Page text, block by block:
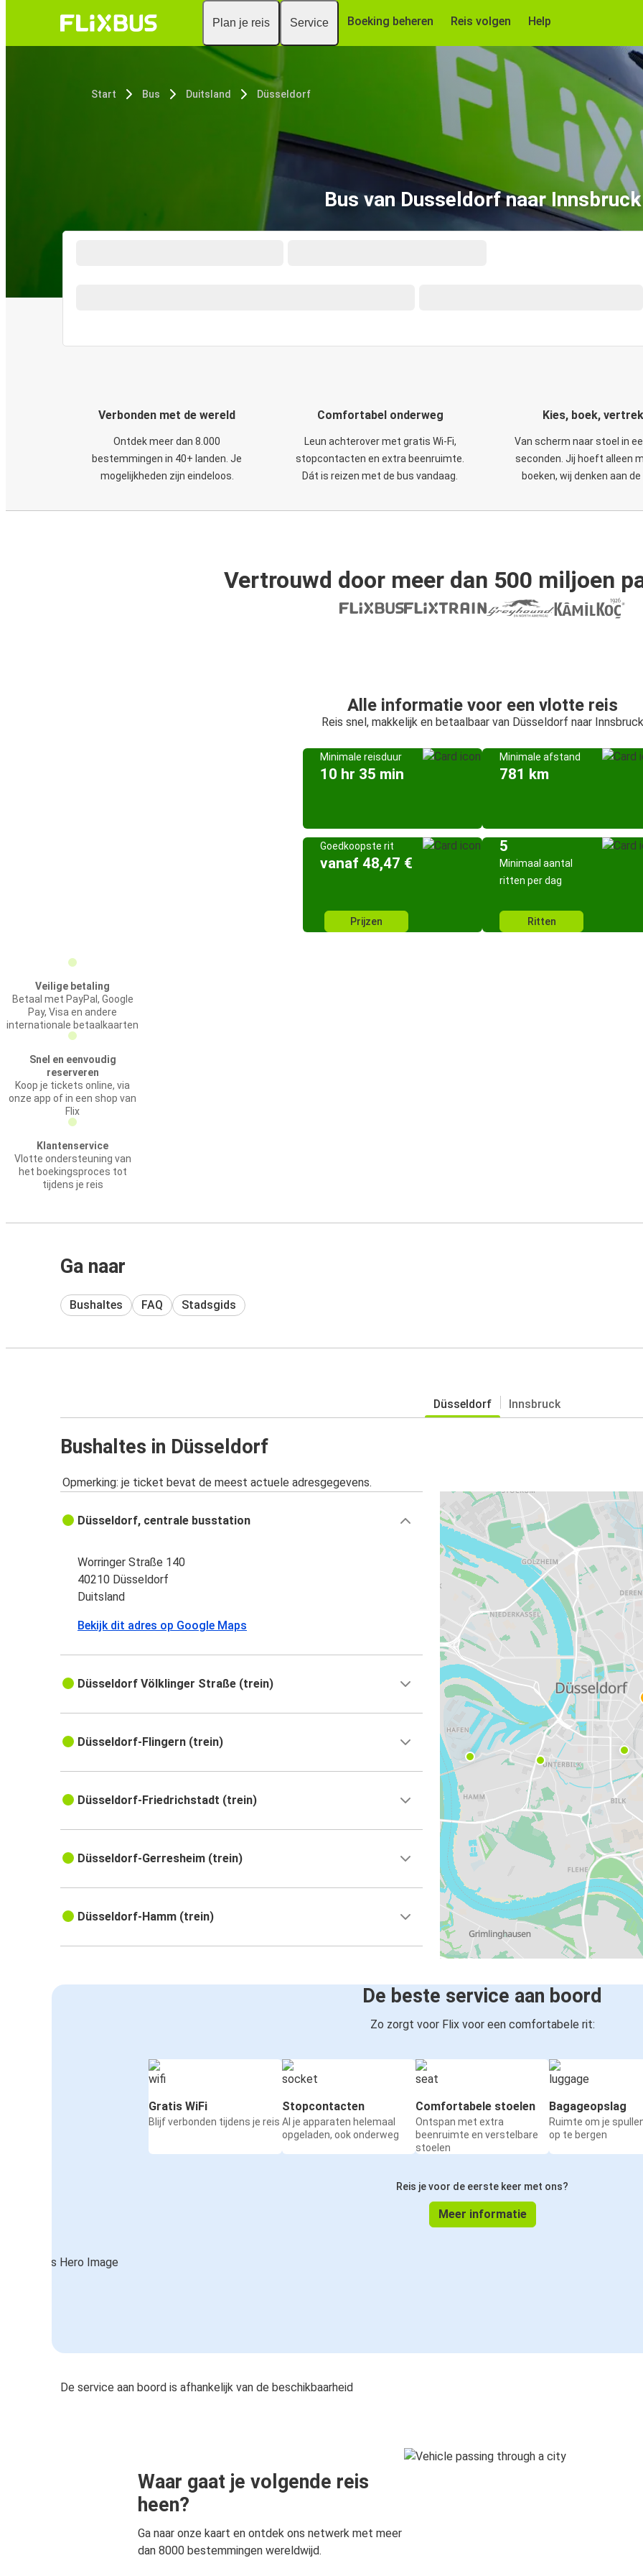
Plan je reis Service Boeking beheren Reis volgen Help
Start Bus Duitsland Düsseldorf
Bus van Dusseldorf naar Innsbruck
Verbonden met de wereld
Ontdek meer dan 8.000
bestemmingen in 40+ landen. Je
mogelijkheden zijn eindeloos.
Comfortabel onderweg
Leun achterover met gratis Wi-Fi,
stopcontacten en extra beenruimte.
Dát is reizen met de bus vandaag.
Kies, boek, vertrek
Van scherm naar stoel in
seconden. Jij hoeft alleen
boeken, wij denken aan
Vertrouwd door meer dan 500 miljoen
Alle informatie voor een vlotte reis
Reis snel, makkelijk en betaalbaar van Düsseldorf naar Innsbruck
Minimale reisduur
10 hr 35 min
Minimale afstand
781 km
Goedkoopste rit
vanaf 48,47 €
Prijzen
5
Minimaal aantal
ritten per dag
Ritten
Veilige betaling
Betaal met PayPal, Google
Pay, Visa en andere
internationale betaalkaarten
Snel en eenvoudig
reserveren
Koop je tickets online, via
onze app of in een shop van
Flix
Klantenservice
Vlotte ondersteuning van
het boekingsproces tot
tijdens je reis
Ga naar
Bushaltes FAQ Stadsgids
Düsseldorf Innsbruck
Bushaltes in Düsseldorf
Opmerking: je ticket bevat de meest actuele adresgegevens.
Düsseldorf, centrale busstation
Worringer Straße 140
40210 Düsseldorf
Duitsland
Bekijk dit adres op Google Maps
Düsseldorf Völklinger Straße (trein)
Düsseldorf-Flingern (trein)
Düsseldorf-Friedrichstadt (trein)
Düsseldorf-Gerresheim (trein)
Düsseldorf-Hamm (trein)
De beste service aan boord
Zo zorgt voor Flix voor een comfortabele rit:
Gratis WiFi
Blijf verbonden tijdens je reis
Stopcontacten
Al je apparaten helemaal
opgeladen, ook onderweg
Comfortabele stoelen
Ontspan met extra
beenruimte en verstelbare
stoelen
Bagageopslag
Ruimte om je
op te bergen
Reis je voor de eerste keer met ons?
Meer informatie
De service aan boord is afhankelijk van de beschikbaarheid
Waar gaat je volgende reis
heen?
Ga naar onze kaart en ontdek ons netwerk met meer
dan 8000 bestemmingen wereldwijd.